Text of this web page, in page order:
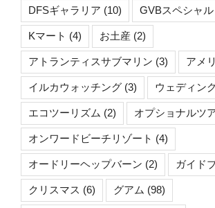
DFSギャラリア (10) GVBスペシャル
Kマート (4) お土産 (2)
アトランティスサブマリン (3) アメ
イルカウォッチング (3) ウェディン
エコツーリズム (2) オプショナルツ
オンワードビーチリゾート (4)
オードリーヘップバーン (2) ガイド
クリスマス (6) グアム (98)